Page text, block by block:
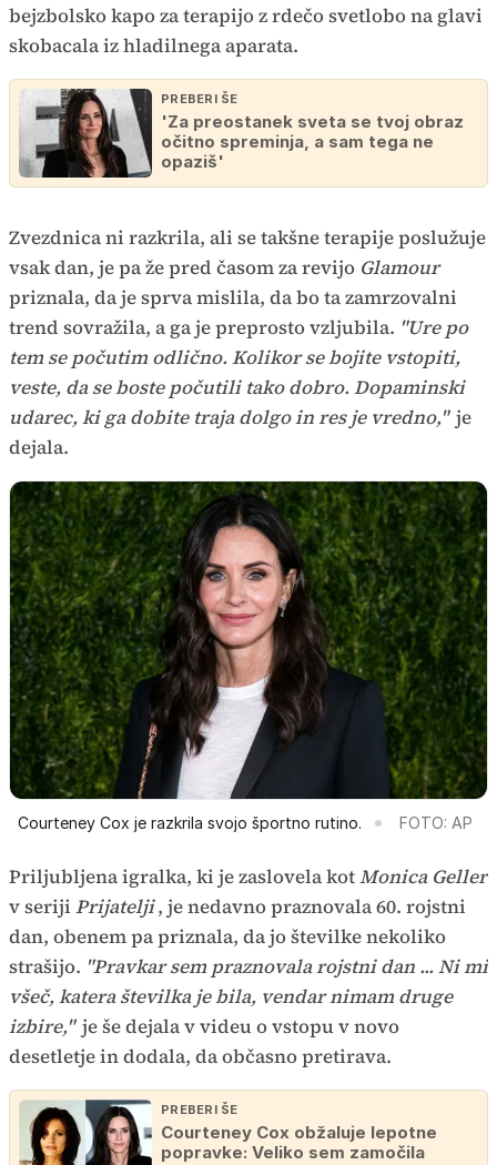
bejzbolsko kapo za terapijo z rdečo svetlobo na glavi
skobacala iz hladilnega aparata.
PREBERI ŠE
'Za preostanek sveta se tvoj obraz
očitno spreminja, a sam tega ne
opaziš'
Zvezdnica ni razkrila, ali se takšne terapije poslužuje
vsak dan, je pa že pred časom za revijo Glamour
priznala, da je sprva mislila, da bo ta zamrzovalni
trend sovražila, a ga je preprosto vzljubila. "Ure po
tem se počutim odlično. Kolikor se bojite vstopiti,
veste, da se boste počutili tako dobro. Dopaminski
udarec, ki ga dobite traja dolgo in res je vredno," je
dejala.
Courteney Cox je razkrila svojo športno rutino. FOTO: AP
Priljubljena igralka, ki je zaslovela kotMonica Geller
v seriji Prijatelji, je nedavno praznovala 60. rojstni
dan, obenem pa priznala, da jo številke nekoliko
strašijo. "Pravkar sem praznovala rojstni dan ... Ni mi
všeč, katera številka je bila, vendar nimam druge
izbire," je še dejala v videu o vstopu v novo
desetletje in dodala, da občasno pretirava.
PREBERI ŠE
Courteney Cox obžaluje lepotne
popravke: Veliko sem zamočila